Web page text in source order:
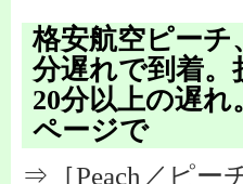
格安航空ピー
分遅れで到着。
20分以上の遅
ページで
⇒［Peach／ピー